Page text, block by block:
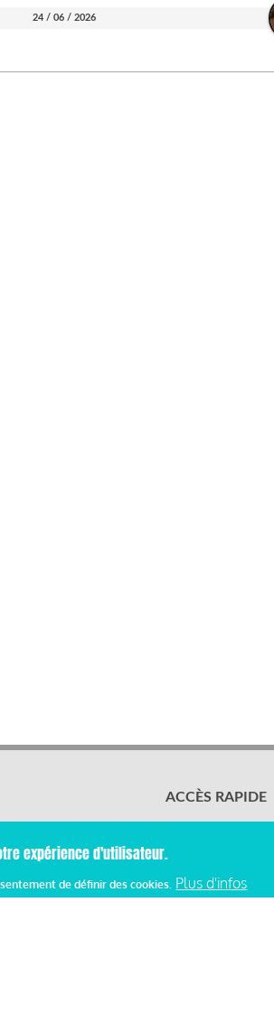
24 / 06 / 2026
ACCÈS RAPIDE
expérience d'utilisateur.
de définir des cookies. Plus d'infos